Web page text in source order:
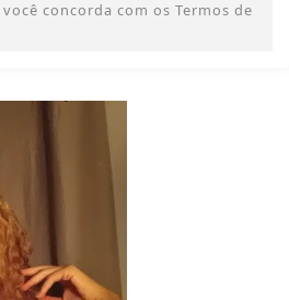
concorda com os Termos de